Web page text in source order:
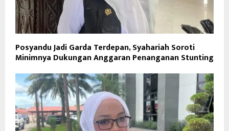
Posyandu Jadi Garda Terdepan, Syahariah Soroti
Minimnya Dukungan Anggaran Penanganan Stunting